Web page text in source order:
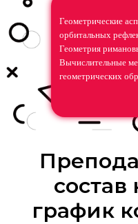
Геометрические
орбитальных
Геометрия
Вычислительные
геометрических
график